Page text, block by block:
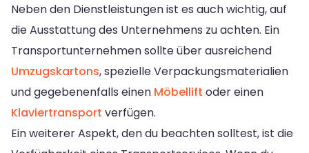
Neben den Dienstleistungen ist es auch wichtig, auf
die Ausstattung des Unternehmens zu achten. Ein
Transportunternehmen sollte über ausreichend
Umzugskartons, spezielle Verpackungsmaterialien
und gegebenenfalls einen Möbellift oder einen
Klaviertransport verfügen.
Ein weiterer Aspekt, den du beachten solltest, ist die